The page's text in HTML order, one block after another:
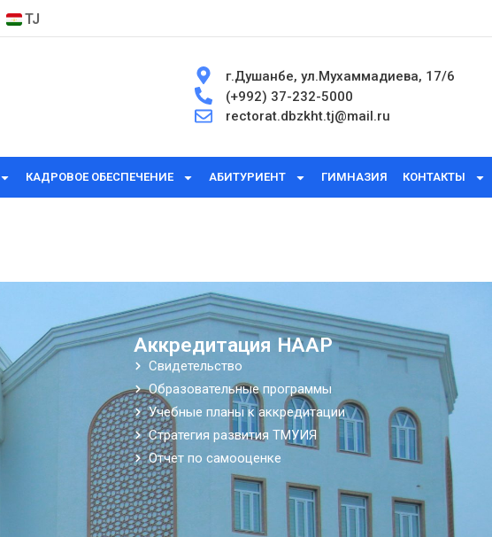
TJ
г.Душанбе, ул.Мухаммадиева, 17/6
(+992) 37-232-5000
rectorat.dbzkht.tj@mail.ru
КАДРОВОЕ ОБЕСПЕЧЕНИЕ АБИТУРИЕНТ ГИМНАЗИЯ КОНТАКТЫ
Аккредитация НААР
Свидетельство
Образовательные программы
Учебные планы к аккредитации
Стратегия развития ТМУИЯ
Отчет по самооценке